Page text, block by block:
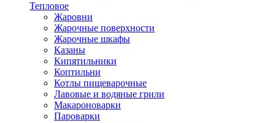
Тепловое
Жаровни
Жарочные поверхности
Жарочные шкафы
Казаны
Кипятильники
Коптильни
Котлы пищеварочные
Лавовые и водяные грили
Макароноварки
Пароварки